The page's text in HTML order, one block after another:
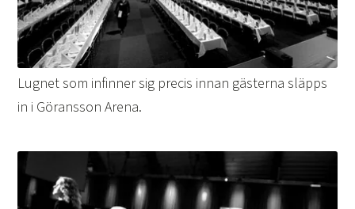
Lugnet som infinner sig precis innan gästerna släpps
in i Göransson Arena.